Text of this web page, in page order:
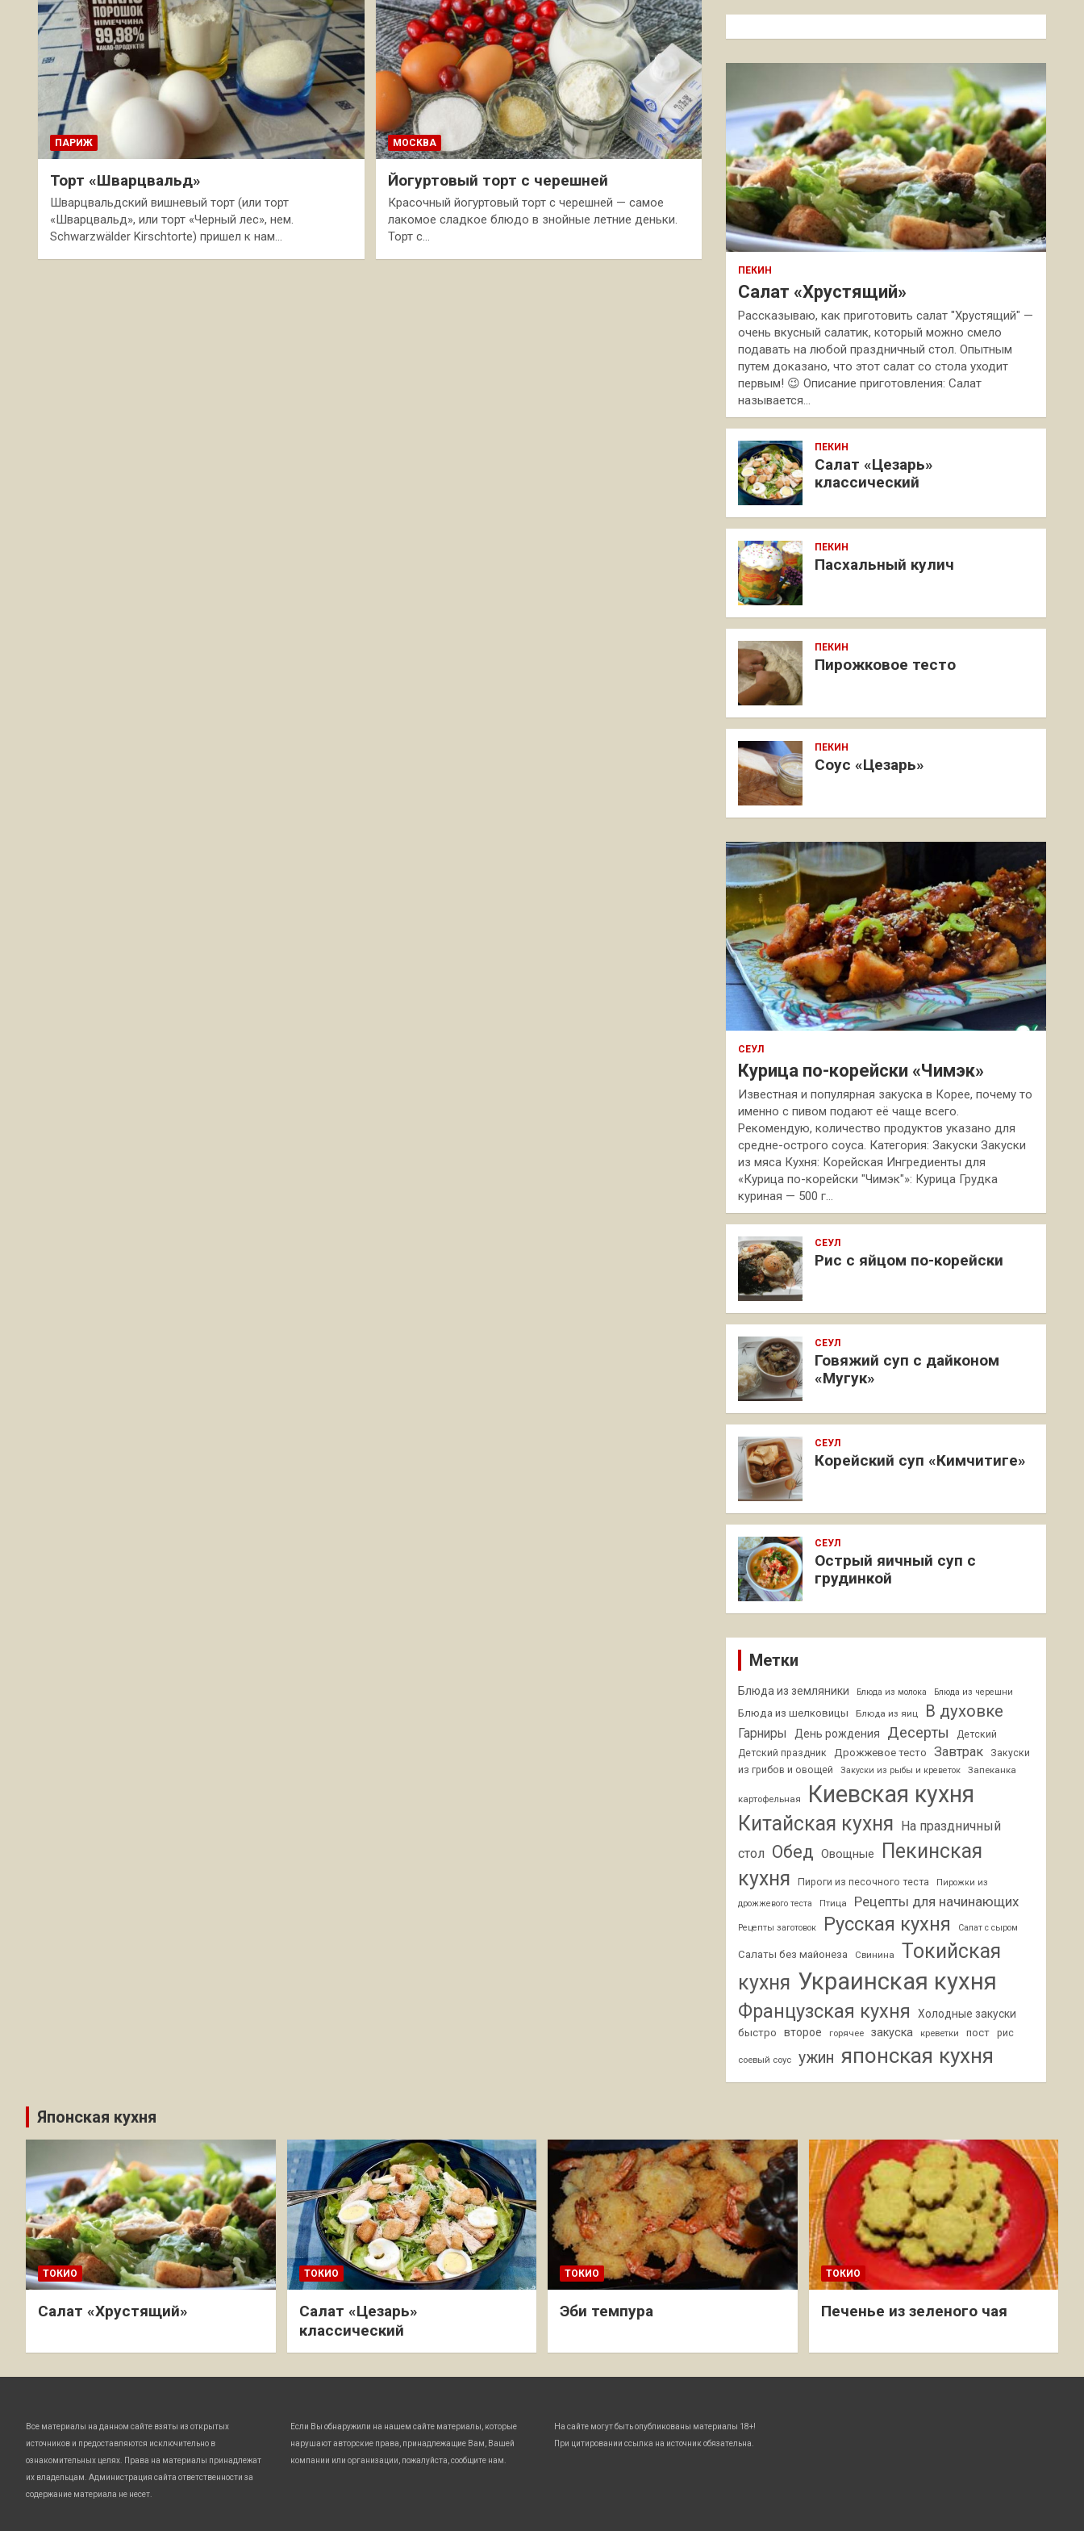
ПАРИЖ
Торт «Шварцвальд»
Шварцвальдский вишневый торт (или торт
«Шварцвальд», или торт «Черный лес», нем.
Schwarzwälder Kirschtorte) пришел к нам…
МОСКВА
Йогуртовый торт с черешней
Красочный йогуртовый торт с черешней — самое
лакомое сладкое блюдо в знойные летние деньки.
Торт с…
к
ПЕКИН
Салат «Хрустящий»
Рассказываю, как приготовить салат "Хрустящий" —
очень вкусный салатик, который можно смело
подавать на любой праздничный стол. Опытным
путем доказано, что этот салат со стола уходит
первым! 😉 Описание приготовления: Салат
называется…
ПЕКИН
Салат «Цезарь»
классический
ПЕКИН
Пасхальный кулич
ПЕКИН
Пирожковое тесто
ПЕКИН
Соус «Цезарь»
СЕУЛ
Курица по-корейски «Чимэк»
Известная и популярная закуска в Корее, почему то
именно с пивом подают её чаще всего.
Рекомендую, количество продуктов указано для
средне-острого соуса. Категория: Закуски Закуски
из мяса Кухня: Корейская Ингредиенты для
«Курица по-корейски "Чимэк"»: Курица Грудка
куриная — 500 г…
СЕУЛ
Рис с яйцом по-корейски
СЕУЛ
Говяжий суп с дайконом
«Мугук»
СЕУЛ
Корейский суп «Кимчитиге»
СЕУЛ
Острый яичный суп с
грудинкой
Метки
Блюда из земляники Блюда из молока Блюда из черешни
Блюда из шелковицы Блюда из яиц В духовке
Гарниры День рождения Десерты
Детский
Детский праздник
Дрожжевое тесто Завтрак
Закуски
из грибов и овощей
Закуски из рыбы и креветок Запеканка
картофельная Киевская кухня
Китайская кухня На праздничный
стол Обед Овощные
Пекинская
кухня
Пироги из песочного теста
Пирожки из
дрожжевого теста
Птица Рецепты для начинающих
Рецепты заготовок Русская кухня Салат с сыром
Салаты без майонеза Свинина
Токийская
кухня Украинская кухня
Французская кухня Холодные закуски
быстро второе горячее закуска креветки пост рис
соевый соус ужин японская кухня
Японская кухня
ТОКИО
Салат «Хрустящий»
ТОКИО
Салат «Цезарь»
классический
ТОКИО
Эби темпура
ТОКИО
Печенье из зеленого чая
Все материалы на данном сайте взяты из открытых
источников и предоставляются исключительно в
ознакомительных целях. Права на материалы принадлежат
их владельцам. Администрация сайта ответственности за
содержание материала не несет.
Если Вы обнаружили на нашем сайте материалы, которые
нарушают авторские права, принадлежащие Вам, Вашей
компании или организации, пожалуйста, сообщите нам.
На сайте могут быть опубликованы материалы 18+!
При цитировании ссылка на источник обязательна.